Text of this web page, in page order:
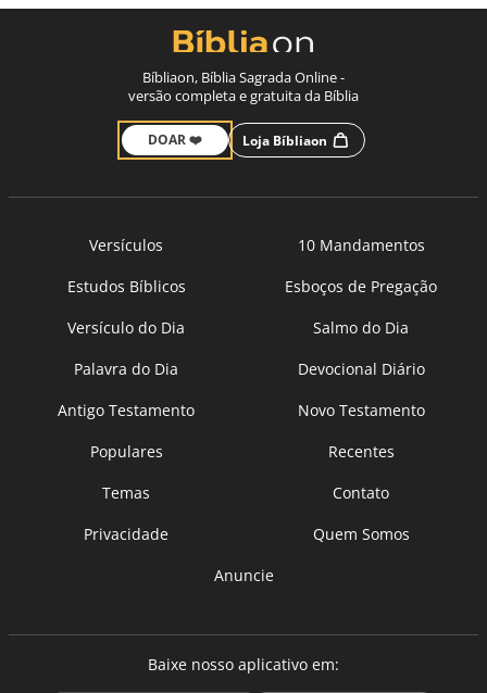
Bíbliaon, Bíblia Sagrada Online -
versão completa e gratuita da Bíblia
DOAR ❤️ Loja Bíbliaon
Versículos
10 Mandamentos
Estudos Bíblicos
Esboços de Pregação
Versículo do Dia
Salmo do Dia
Palavra do Dia
Devocional Diário
Antigo Testamento
Novo Testamento
Populares
Recentes
Temas
Contato
Privacidade
Quem Somos
Anuncie
Baixe nosso aplicativo em: